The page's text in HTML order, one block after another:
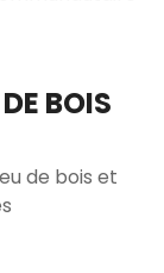
BOIS
de bois et